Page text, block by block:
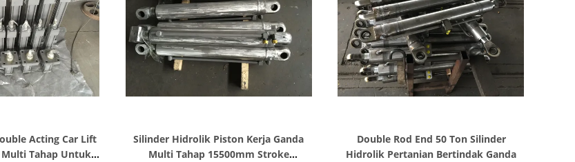
Acting Car Lift
Tahap Untuk
Silinder Hidrolik Piston Kerja Ganda
Multi Tahap 15500mm Stroke
Double Rod End 50 Ton Silinder
Hidrolik Pertanian Bertindak Ganda